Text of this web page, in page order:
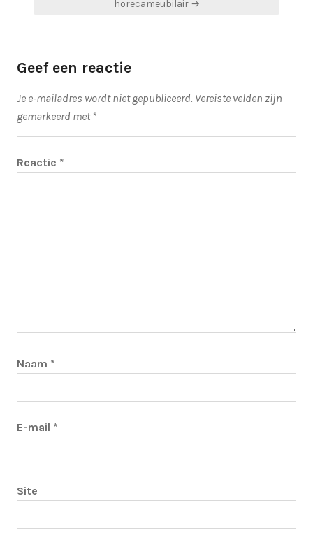
horecameubilair →
Geef een reactie
Je e-mailadres wordt niet gepubliceerd. Vereiste velden zijn
gemarkeerd met *
Reactie *
Naam *
E-mail *
Site